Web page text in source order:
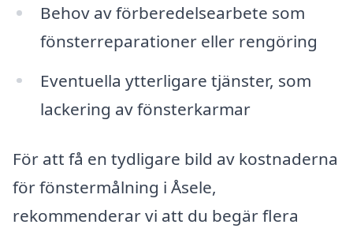
Behov av förberedelsearbete som
fönsterreparationer eller rengöring
Eventuella ytterligare tjänster, som
lackering av fönsterkarmar
För att få en tydligare bild av kostnaderna
för fönstermålning i Åsele,
rekommenderar vi att du begär flera